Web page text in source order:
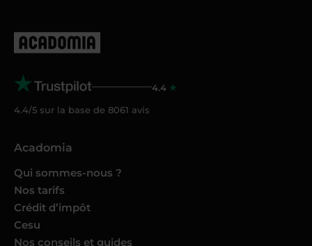
4.4
4.4/5 sur la base de 8061 avis
Acadomia
Qui sommes-nous ?
Nos tarifs
Crédit d’impôt
Cesu
Nos conseils et guides